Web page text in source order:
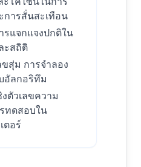
การสั่นสะเทือน
แจกแจงปกติใน
ะสถิติ
ขสุ่ม การจำลอง
อัลกอริทึม
ตัวเลขความ
ทดสอบใน
ตอร์